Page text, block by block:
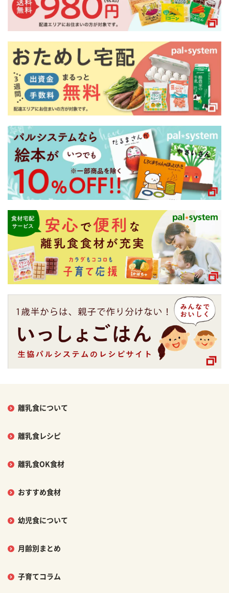
離乳食について
離乳食レシピ
離乳食OK食材
おすすめ食材
幼児食について
月齢別まとめ
子育てコラム